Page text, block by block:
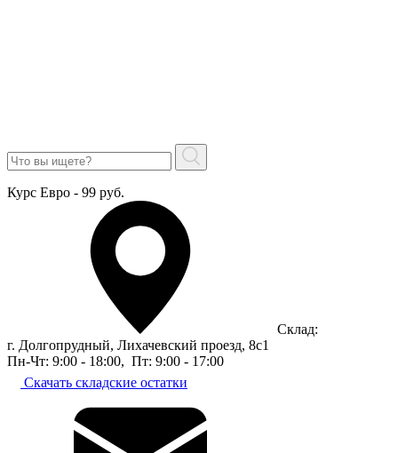
Курс Евро - 99 руб.
Склад:
г. Долгопрудный, Лихачевский проезд, 8c1
Пн-Чт: 9:00 - 18:00, Пт: 9:00 - 17:00
Скачать складские остатки